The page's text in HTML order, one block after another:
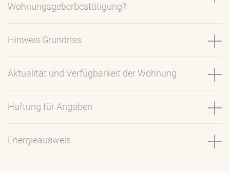
Wohnungsgeberbestätigung?
Hinweis Grundriss
Aktualität und Verfügbarkeit der Wohnung
Haftung für Angaben
Energieausweis